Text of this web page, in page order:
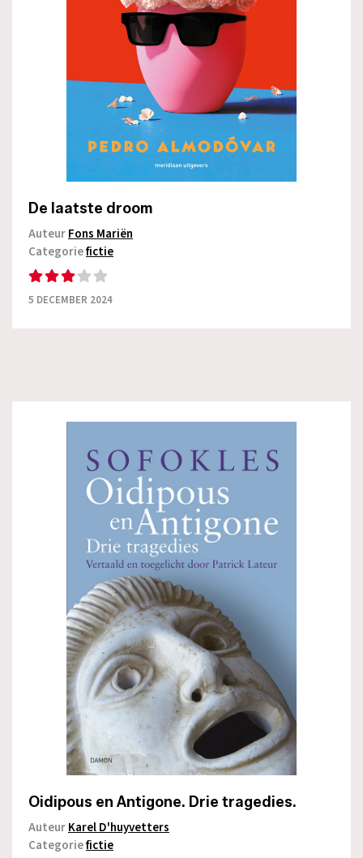
De laatste droom
AuteurFons Mariën
Categoriefictie
5 DECEMBER 2024
Oidipous en Antigone. Drie tragedies.
AuteurKarel D'huyvetters
Categoriefictie